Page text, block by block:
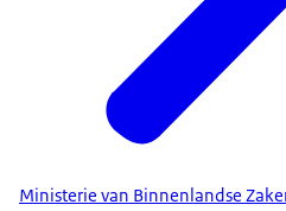
Ministerie van Binnenlandse